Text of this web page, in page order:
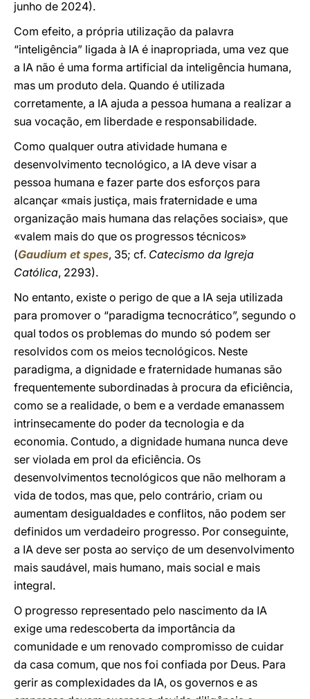
junho de 2024).
Com efeito, a própria utilização da palavra
“inteligência” ligada à IA é inapropriada, uma vez que
a IA não é uma forma artificial da inteligência humana,
mas um produto dela. Quando é utilizada
corretamente, a IA ajuda a pessoa humana a realizar a
sua vocação, em liberdade e responsabilidade.
Como qualquer outra atividade humana e
desenvolvimento tecnológico, a IA deve visar a
pessoa humana e fazer parte dos esforços para
alcançar «mais justiça, mais fraternidade e uma
organização mais humana das relações sociais», que
«valem mais do que os progressos técnicos»
(Gaudium et spes, 35; cf. Catecismo da Igreja
Católica, 2293).
No entanto, existe o perigo de que a IA seja utilizada
para promover o “paradigma tecnocrático”, segundo o
qual todos os problemas do mundo só podem ser
resolvidos com os meios tecnológicos. Neste
paradigma, a dignidade e fraternidade humanas são
frequentemente subordinadas à procura da eficiência,
como se a realidade, o bem e a verdade emanassem
intrinsecamente do poder da tecnologia e da
economia. Contudo, a dignidade humana nunca deve
ser violada em prol da eficiência. Os
desenvolvimentos tecnológicos que não melhoram a
vida de todos, mas que, pelo contrário, criam ou
aumentam desigualdades e conflitos, não podem ser
definidos um verdadeiro progresso. Por conseguinte,
a IA deve ser posta ao serviço de um desenvolvimento
mais saudável, mais humano, mais social e mais
integral.
O progresso representado pelo nascimento da IA
exige uma redescoberta da importância da
comunidade e um renovado compromisso de cuidar
da casa comum, que nos foi confiada por Deus. Para
gerir as complexidades da IA, os governos e as